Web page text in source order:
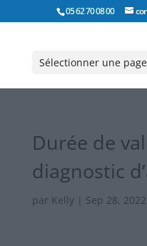
05 62 70 08 00
Sélectionner une page
Durée de
diagnostic
par Kelly| Sep 28, 2022